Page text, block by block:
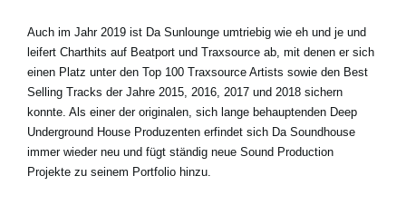
Auch im Jahr 2019 ist Da Sunlounge umtriebig wie eh und je und
leifert Charthits auf Beatport und Traxsource ab, mit denen er sich
einen Platz unter den Top 100 Traxsource Artists sowie den Best
Selling Tracks der Jahre 2015, 2016, 2017 und 2018 sichern
konnte. Als einer der originalen, sich lange behauptenden Deep
Underground House Produzenten erfindet sich Da Soundhouse
immer wieder neu und fügt ständig neue Sound Production
Projekte zu seinem Portfolio hinzu.